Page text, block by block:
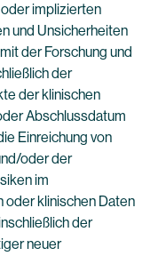
implizierten
und Unsicherheiten
der Forschung und
der
der klinischen
Abschlussdatum
Einreichung von
oder der
im
oder klinischen Daten
der
neuer